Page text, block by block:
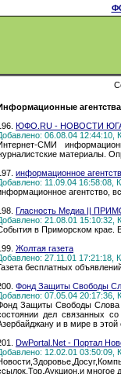
ЮФО.RU - НОВОСТИ
06.08.04 12:44:10,
СМИ
материалы.
информационное
11.09.04 16:58:08,
агентство,
Гласность Медиа ||
21.08.01 15:10:32,
в Приморском крае.
Жолтая газета
27.11.01 17:21:18,
бесплатных
Фонд Защиты Свободы
07.05.04 20:17:36,
Защиты Свободы Слова
дел связанных со
и в мире в этой
DwPortal.Net - Портал
12.02.01 03:50:09,
многое